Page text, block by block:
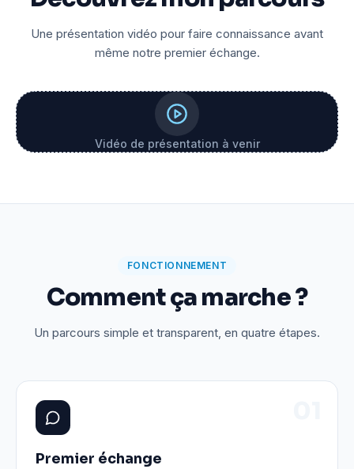
Une présentation vidéo pour faire connaissance avant
même notre premier échange.
Vidéo de présentation à venir
FONCTIONNEMENT
Comment ça marche ?
Un parcours simple et transparent, en quatre étapes.
Premier échange